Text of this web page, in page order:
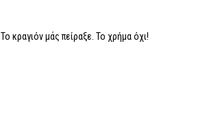
Το κραγιόν μάς πείραξε. Το χρήμα όχι!